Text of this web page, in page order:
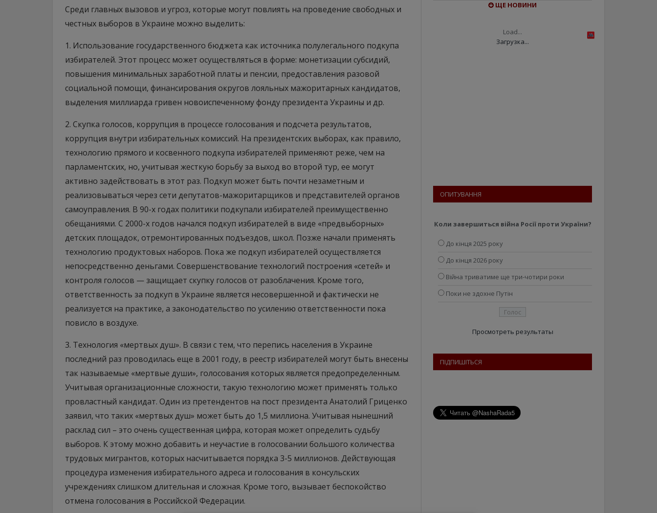
Среди главных вызовов и угроз, которые могут повлиять на проведение свободных и
честных выборов в Украине можно выделить:
1. Использование государственного бюджета как источника полулегального подкупа
избирателей. Этот процесс может осуществляться в форме: монетизации субсидий,
повышения минимальных заработной платы и пенсии, предоставления разовой
социальной помощи, финансирования округов лояльных мажоритарных кандидатов,
выделения миллиарда гривен новоиспеченному фонду президента Украины и др.
2. Скупка голосов, коррупция в процессе голосования и подсчета результатов,
коррупция внутри избирательных комиссий. На президентских выборах, как правило,
технологию прямого и косвенного подкупа избирателей применяют реже, чем на
парламентских, но, учитывая жесткую борьбу за выход во второй тур, ее могут
активно задействовать в этот раз. Подкуп может быть почти незаметным и
реализовываться через сети депутатов-мажоритарщиков и представителей органов
самоуправления. В 90-х годах политики подкупали избирателей преимущественно
обещаниями. С 2000-х годов начался подкуп избирателей в виде «предвыборных»
детских площадок, отремонтированных подъездов, школ. Позже начали применять
технологию продуктовых наборов. Пока же подкуп избирателей осуществляется
непосредственно деньгами. Совершенствование технологий построения «сетей» и
контроля голосов — защищает скупку голосов от разоблачения. Кроме того,
ответственность за подкуп в Украине является несовершенной и фактически не
реализуется на практике, а законодательство по усилению ответственности пока
повисло в воздухе.
3. Технология «мертвых душ». В связи с тем, что перепись населения в Украине
последний раз проводилась еще в 2001 году, в реестр избирателей могут быть внесены
так называемые «мертвые души», голосования которых является предопределенным.
Учитывая организационные сложности, такую технологию может применять только
провластный кандидат. Один из претендентов на пост президента Анатолий Гриценко
заявил, что таких «мертвых душ» может быть до 1,5 миллиона. Учитывая нынешний
расклад сил – это очень существенная цифра, которая может определить судьбу
выборов. К этому можно добавить и неучастие в голосовании большого количества
трудовых мигрантов, которых насчитывается порядка 3-5 миллионов. Действующая
процедура изменения избирательного адреса и голосования в консульских
учреждениях слишком длительная и сложная. Кроме того, вызывает беспокойство
отмена голосования в Российской Федерации.
ЩЕ НОВИНИ
Load...
Загрузка...
ОПИТУВАННЯ
Коли завершиться війна Росії проти України?
До кінця 2025 року
До кінця 2026 року
Війна триватиме ще три-чотири роки
Поки не здохне Путін
Просмотреть результаты
ПІДПИШІТЬСЯ